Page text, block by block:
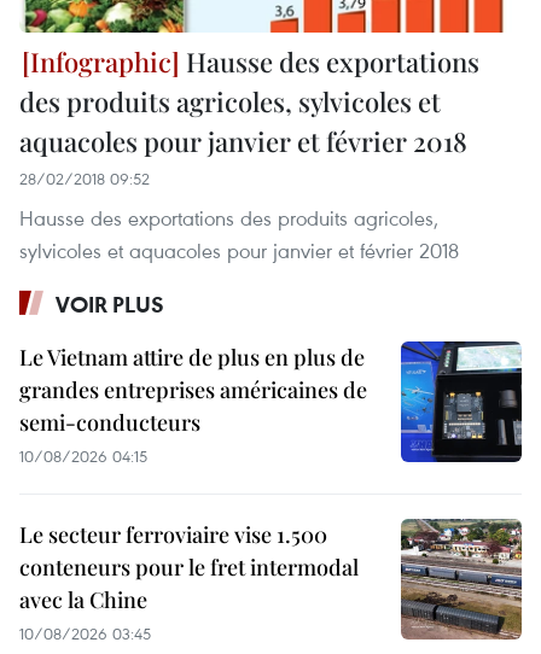
Hausse des exportations
des produits agricoles, sylvicoles et
aquacoles pour janvier et février 2018
28/02/2018 09:52
Hausse des exportations des produits agricoles,
sylvicoles et aquacoles pour janvier et février 2018
VOIR PLUS
Le Vietnam attire de plus en plus de
grandes entreprises américaines de
semi-conducteurs
10/08/2026 04:15
Le secteur ferroviaire vise 1.500
conteneurs pour le fret intermodal
avec la Chine
10/08/2026 03:45